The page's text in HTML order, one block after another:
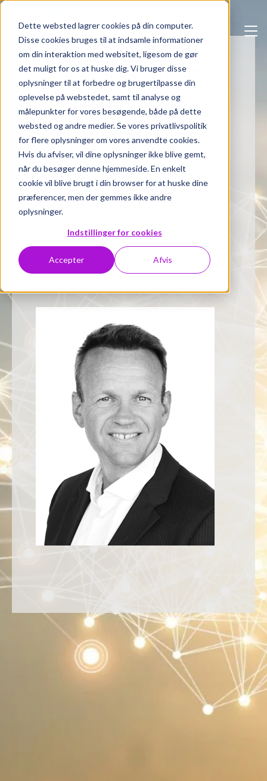
Dette websted lagrer cookies på din computer.
Disse cookies bruges til at indsamle informationer
om din interaktion med websitet, ligesom de gør
det muligt for os at huske dig. Vi bruger disse
oplysninger til at forbedre og brugertilpasse din
oplevelse på webstedet, samt til analyse og
målepunkter for vores besøgende, både på dette
websted og andre medier. Se vores privatlivspolitik
for flere oplysninger om vores anvendte cookies.
Hvis du afviser, vil dine oplysninger ikke blive gemt,
når du besøger denne hjemmeside. En enkelt
cookie vil blive brugt i din browser for at huske dine
præferencer, men der gemmes ikke andre
oplysninger.
Indstillinger for cookies
Accepter Afvis
Skip to main content
Vil du vide mere om
Adoxa?
Udfyld formularen til højre for at booke
en demo eller du kan kontakte vores
Adoxa ekspert på nedenstående
informationer.
Kim Sørensen,
kim.soerensen@formpipe.com
+45 72 20 83 10